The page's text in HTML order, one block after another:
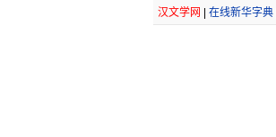
汉文学网 在线新华字典|